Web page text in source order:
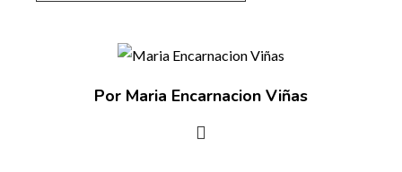
Por Maria Encarnacion Viñas